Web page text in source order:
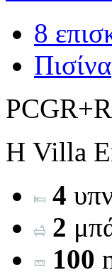
8
Πισίνα
Η Villa
4
2
100